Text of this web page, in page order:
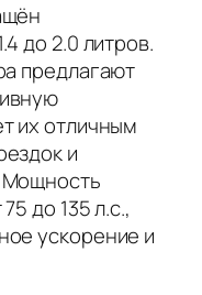
до 2.0 литров.
предлагают
их отличным
и
Мощность
до 135 л.с.,
ускорение и